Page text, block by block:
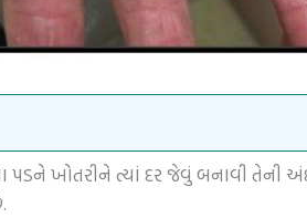
ખોતરીને ત્યાં દર જેવું બનાવી તેની